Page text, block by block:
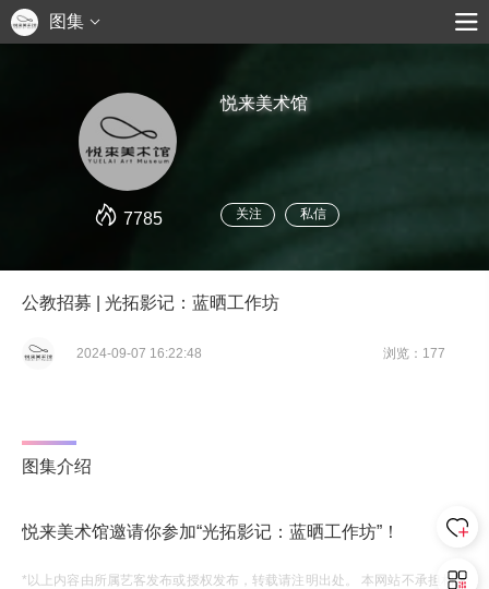
图集
7785
悦来美术馆
关注 私信
公教招募 | 光拓影记：蓝晒工作坊
2024-09-07 16:22:48 浏览：177
图集介绍
悦来美术馆邀请你参加“光拓影记：蓝晒工作坊”！
*以上内容由所属艺客发布或授权发布，转载请注明出处。 本网站不承担相应